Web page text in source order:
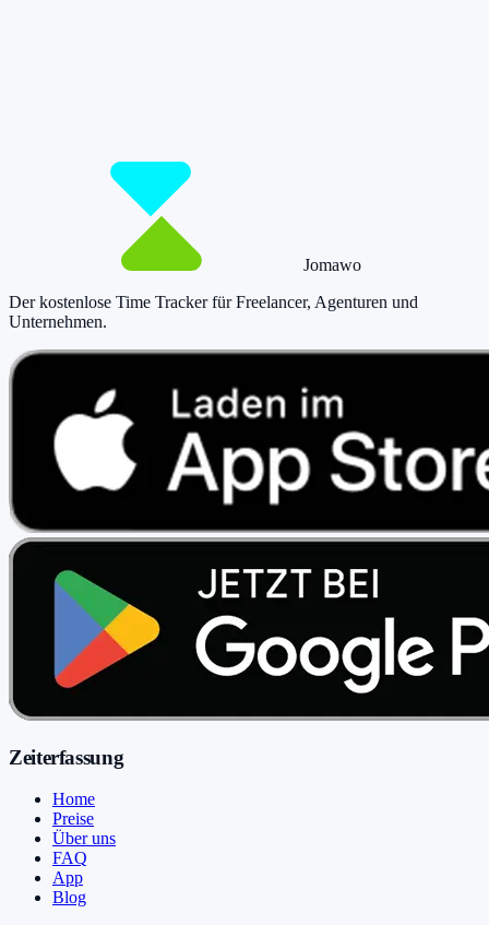
Jomawo
Der kostenlose Time Tracker für Freelancer, Agenturen und
Unternehmen.
Zeiterfassung
Home
Preise
Über uns
FAQ
App
Blog